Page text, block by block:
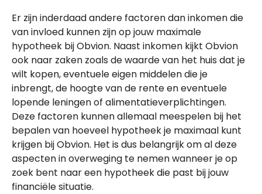
Er zijn inderdaad andere factoren dan inkomen die
van invloed kunnen zijn op jouw maximale
hypotheek bij Obvion. Naast inkomen kijkt Obvion
ook naar zaken zoals de waarde van het huis dat je
wilt kopen, eventuele eigen middelen die je
inbrengt, de hoogte van de rente en eventuele
lopende leningen of alimentatieverplichtingen.
Deze factoren kunnen allemaal meespelen bij het
bepalen van hoeveel hypotheek je maximaal kunt
krijgen bij Obvion. Het is dus belangrijk om al deze
aspecten in overweging te nemen wanneer je op
zoek bent naar een hypotheek die past bij jouw
financiële situatie.